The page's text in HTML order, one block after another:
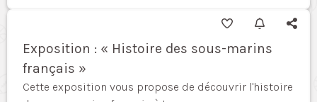
Exposition : « Histoire des sous-marins
français »
Cette exposition vous propose de découvrir l'histoire